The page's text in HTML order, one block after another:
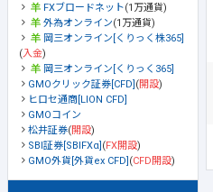
FXブロードネット(1万通貨)
外為オンライン(1万通貨)
岡三オンライン[くりっく株365]
(入金)
岡三オンライン[くりっく365]
GMOクリック証券[CFD] (開設)
ヒロセ通商[LION CFD]
GMOコイン
松井証券(開設)
SBI証券[SBIFXα] (FX開設)
GMO外貨[外貨ex CFD] (CFD開設)